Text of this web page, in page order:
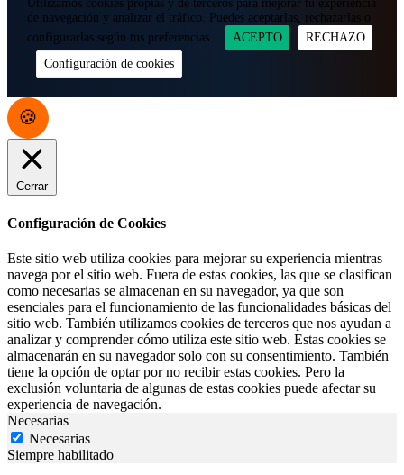
Utilizamos cookies propias y de terceros para mejorar tu experiencia
de navegación y analizar el tráfico. Puedes aceptarlas, rechazarlas o
configurarlas según tus preferencias.
ACEPTO
RECHAZO
Configuración de cookies
Cerrar
Configuración de Cookies
Este sitio web utiliza cookies para mejorar su experiencia mientras
navega por el sitio web. Fuera de estas cookies, las que se clasifican
como necesarias se almacenan en su navegador, ya que son
esenciales para el funcionamiento de las funcionalidades básicas del
sitio web. También utilizamos cookies de terceros que nos ayudan a
analizar y comprender cómo utiliza este sitio web. Estas cookies se
almacenarán en su navegador solo con su consentimiento. También
tiene la opción de optar por no recibir estas cookies. Pero la
exclusión voluntaria de algunas de estas cookies puede afectar su
experiencia de navegación.
Necesarias
Necesarias
Siempre habilitado